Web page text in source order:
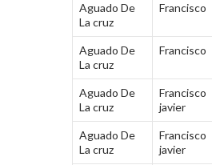
Aguado De
La cruz
Francisco
Aguado De
La cruz
Francisco
Aguado De
La cruz
Francisco
javier
Aguado De
La cruz
Francisco
javier